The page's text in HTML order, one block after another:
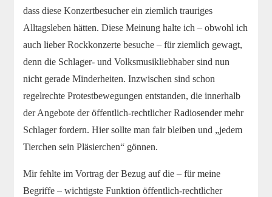
dass diese Konzertbesucher ein ziemlich trauriges
Alltagsleben hätten. Diese Meinung halte ich – obwohl ich
auch lieber Rockkonzerte besuche – für ziemlich gewagt,
denn die Schlager- und Volksmusikliebhaber sind nun
nicht gerade Minderheiten. Inzwischen sind schon
regelrechte Protestbewegungen entstanden, die innerhalb
der Angebote der öffentlich-rechtlicher Radiosender mehr
Schlager fordern. Hier sollte man fair bleiben und „jedem
Tierchen sein Pläsierchen“ gönnen.
Mir fehlte im Vortrag der Bezug auf die – für meine
Begriffe – wichtigste Funktion öffentlich-rechtlicher